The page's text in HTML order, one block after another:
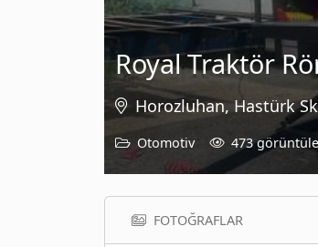
Royal Traktör
Horozluhan, Hastürk
Otomotiv 473
FOTOĞRAFLAR